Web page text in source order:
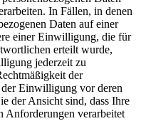
In Fällen, in denen
Daten auf einer
einer Einwilligung, die für
erteilt wurde,
jederzeit zu
der
Einwilligung vor deren
der Ansicht sind, dass Ihre
Anforderungen verarbeitet